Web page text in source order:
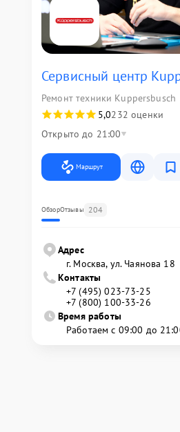
Сервисный центр
Ремонт техники Kuppersbusch
5,0232 оценки
Открыто до 21:00
Маршрут
ОбзорОтзывы 204
Адрес
г. Москва, ул. Чаянова 18
Контакты
+7 (495) 023-73-25
+7 (800) 100-33-26
Время работы
Работаем с 09:00 до